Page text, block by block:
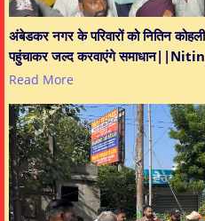
अंबेडकर नगर के परिवारों को नितिन
पहुंचाकर जल्द करवाएंगे
Read More